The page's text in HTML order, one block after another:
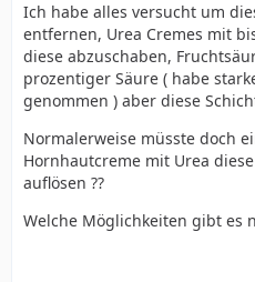
Ich habe alles versucht um
entfernen, Urea Cremes mit
diese abzuschaben,
prozentiger Säure ( habe
genommen ) aber diese
Normalerweise müsste doch
Hornhautcreme mit Urea
auflösen ??
Welche Möglichkeiten gibt es